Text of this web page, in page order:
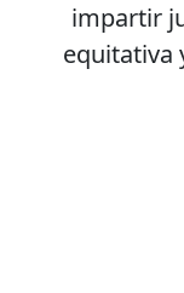
impartir
equitativa